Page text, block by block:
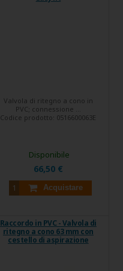
Valvola di ritegno a cono in
PVC; connessione ...
Codice prodotto: 0516600063E
66,50 €
Acquistare
Disponibile
Raccordo in PVC - Valvola di
ritegno a cono 63 mm con
cestello di aspirazione